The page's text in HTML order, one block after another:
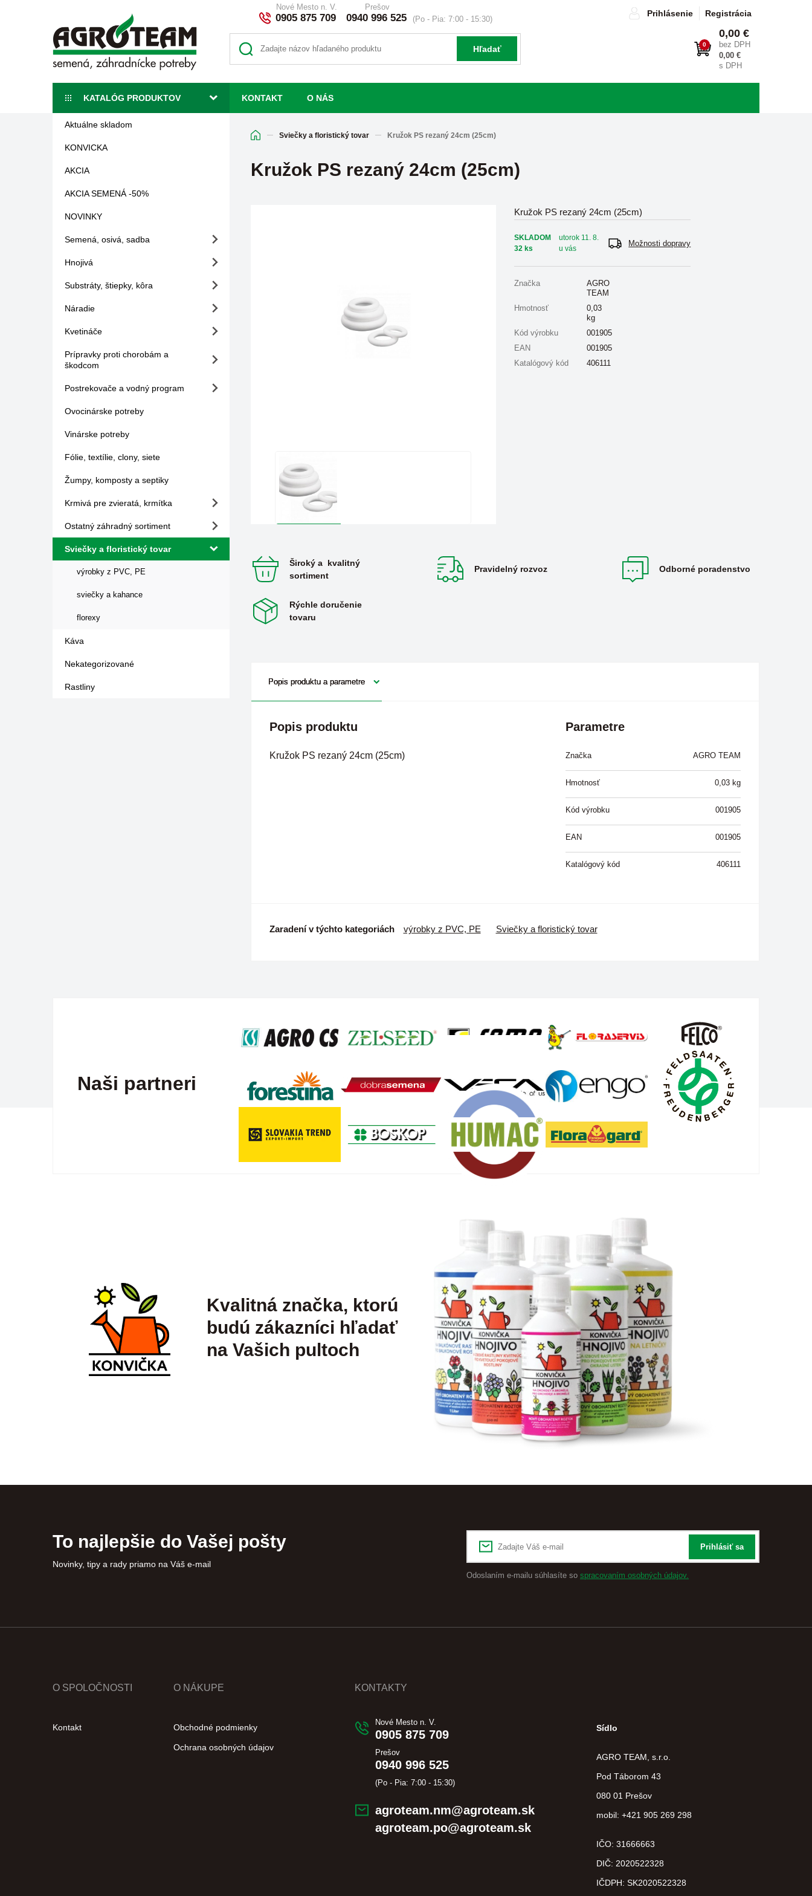
Nové Mesto n. V.
0905 875 709
Prešov
0940 996 525 (Po - Pia: 7:00 - 15:30)
Prihlásenie Registrácia
Hľadať 0
0,00 €
bez DPH
0,00 €
s DPH
KONTAKT O NÁS
KATALÓG PRODUKTOV
Aktuálne skladom
KONVICKA
AKCIA
AKCIA SEMENÁ -50%
NOVINKY
Semená, osivá, sadba
Hnojivá
Substráty, štiepky, kôra
Náradie
Kvetináče
Prípravky proti chorobám a
škodcom
Postrekovače a vodný program
Ovocinárske potreby
Vinárske potreby
Fólie, textílie, clony, siete
Žumpy, komposty a septiky
Krmivá pre zvieratá, krmítka
Ostatný záhradný sortiment
Sviečky a floristický tovar
výrobky z PVC, PE
sviečky a kahance
florexy
Káva
Nekategorizované
Rastliny
Sviečky a floristický tovar Kružok PS rezaný 24cm (25cm)
Kružok PS rezaný 24cm (25cm)
Kružok PS rezaný 24cm (25cm)
SKLADOM
32 ks
utorok 11. 8.
u vás
Možnosti dopravy
Značka
AGRO
TEAM
Hmotnosť
0,03
kg
Kód výrobku
001905
EAN
001905
Katalógový kód
406111
Široký a kvalitný
sortiment
Pravidelný rozvoz Odborné poradenstvo
Rýchle doručenie
tovaru
Popis produktu a parametre
Popis produktu
Kružok PS rezaný 24cm (25cm)
Parametre
Značka AGRO TEAM
Hmotnosť 0,03 kg
Kód výrobku 001905
EAN 001905
Katalógový kód 406111
Zaradení v týchto kategoriách výrobky z PVC, PE Sviečky a floristický tovar
Naši partneri
Kvalitná značka, ktorú
budú zákazníci hľadať
na Vašich pultoch
To najlepšie do Vašej pošty
Novinky, tipy a rady priamo na Váš e-mail
Prihlásiť sa
Odoslaním e-mailu súhlasíte so spracovaním osobných údajov.
O SPOLOČNOSTI
Kontakt
O NÁKUPE
Obchodné podmienky
Ochrana osobných údajov
KONTAKTY
Nové Mesto n. V.
0905 875 709
Prešov
0940 996 525
(Po - Pia: 7:00 - 15:30)
agroteam.nm@agroteam.sk
agroteam.po@agroteam.sk
Sídlo
AGRO TEAM, s.r.o.
Pod Táborom 43
080 01 Prešov
mobil: +421 905 269 298
IČO: 31666663
DIČ: 2020522328
IČDPH: SK2020522328